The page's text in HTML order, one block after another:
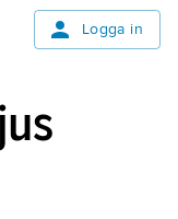
Logga in